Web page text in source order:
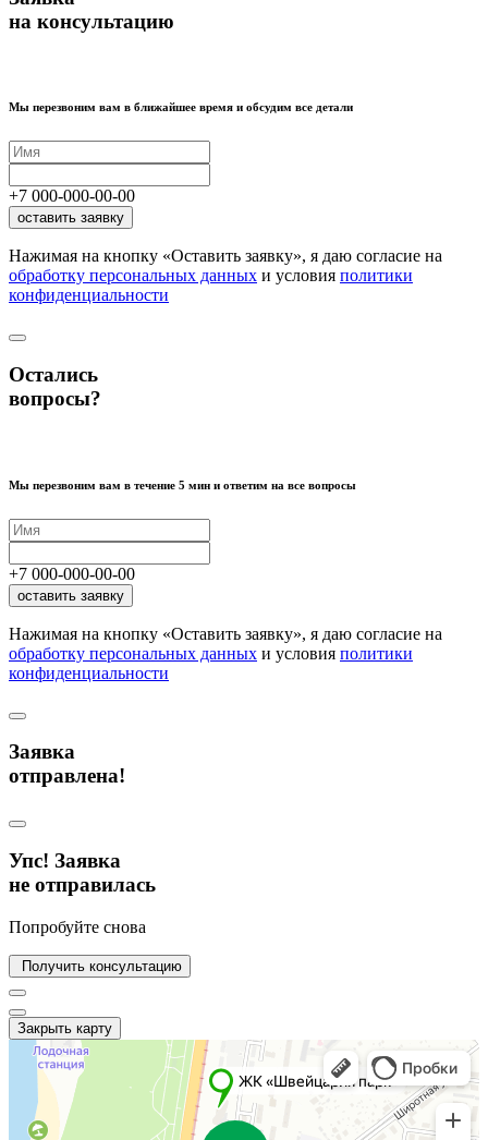
на консультацию
Мы перезвоним вам в ближайшее время и обсудим все детали
+7 000-000-00-00
оставить заявку
Нажимая на кнопку «Оставить заявку», я даю согласие на
обработку персональных данных и условия политики
конфиденциальности
Остались
вопросы?
Мы перезвоним вам в течение 5 мин и ответим на все вопросы
+7 000-000-00-00
оставить заявку
Нажимая на кнопку «Оставить заявку», я даю согласие на
обработку персональных данных и условия политики
конфиденциальности
Заявка
отправлена!
Упс! Заявка
не отправилась
Попробуйте снова
Получить консультацию
Закрыть карту